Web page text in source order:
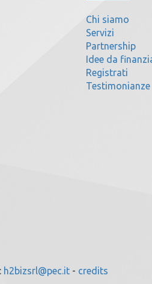
Chi siamo
Servizi
Partnership
Idee da
Registrati
Testimonianze
h2bizsrl@pec.it - credits